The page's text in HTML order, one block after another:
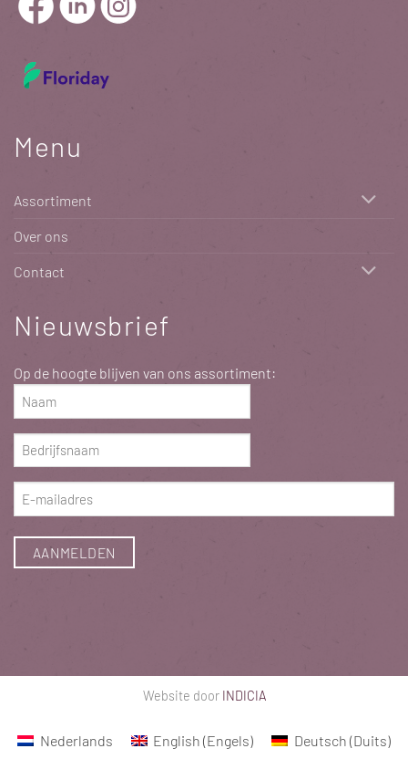
Menu
Assortiment
Over ons
Contact
Nieuwsbrief
Op de hoogte blijven van ons assortiment:
Naam
(Vereist)
Bedrijfsnaam
(Vereist)
E-
mailadres
(Vereist)
Website door INDICIA
Nederlands English (Engels) Deutsch (Duits)